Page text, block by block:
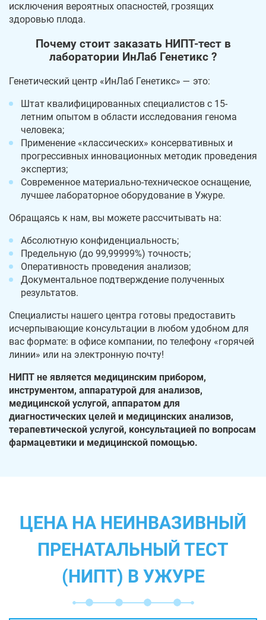
исключения вероятных опасностей, грозящих
здоровью плода.
Почему стоит заказать НИПТ-тест в
лаборатории ИнЛаб Генетикс ?
Генетический центр «ИнЛаб Генетикс» — это:
Штат квалифицированных специалистов с 15-
летним опытом в области исследования генома
человека;
Применение «классических» консервативных и
прогрессивных инновационных методик проведения
экспертиз;
Современное материально-техническое оснащение,
лучшее лабораторное оборудование в Ужуре.
Обращаясь к нам, вы можете рассчитывать на:
Абсолютную конфиденциальность;
Предельную (до 99,99999%) точность;
Оперативность проведения анализов;
Документальное подтверждение полученных
результатов.
Специалисты нашего центра готовы предоставить
исчерпывающие консультации в любом удобном для
вас формате: в офисе компании, по телефону «горячей
линии» или на электронную почту!
НИПТ не является медицинским прибором,
инструментом, аппаратурой для анализов,
медицинской услугой, аппаратом для
диагностических целей и медицинских анализов,
терапевтической услугой, консультацией по вопросам
фармацевтики и медицинской помощью.
ЦЕНА НА НЕИНВАЗИВНЫЙ
ПРЕНАТАЛЬНЫЙ ТЕСТ
(НИПТ) В УЖУРЕ